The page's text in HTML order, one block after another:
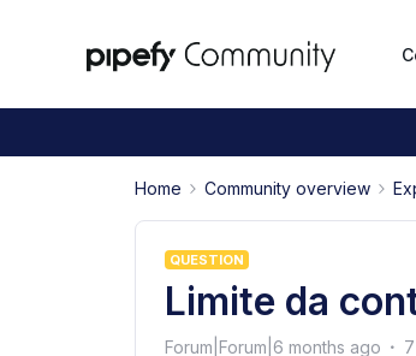
Home Community overview
QUESTION
Limite da
Forum|Forum|6 months ago